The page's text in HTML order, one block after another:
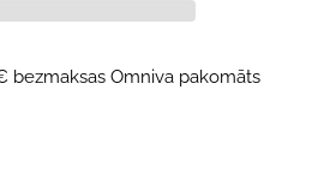
bezmaksas Omniva pakomāts